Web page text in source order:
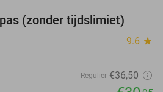
(zonder tijdslimiet)
9.6 star
Regulier €36,50